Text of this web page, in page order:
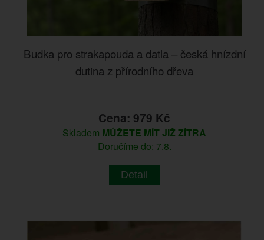
Budka pro strakapouda a datla – česká hnízdní
dutina z přírodního dřeva
Cena: 979 Kč
Skladem MŮŽETE MÍT JIŽ ZÍTRA
Doručíme do: 7.8.
Detail